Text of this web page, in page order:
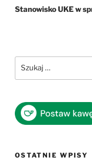
wpis
Stanowisko UKE w
OSTATNIE WPISY